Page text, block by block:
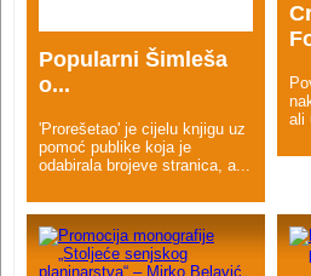
Popularni Šimleša
o...
'Prorešetao' je cijelu knjigu uz
pomoć publike koja je
odabirala brojeve stranica, a...
ali